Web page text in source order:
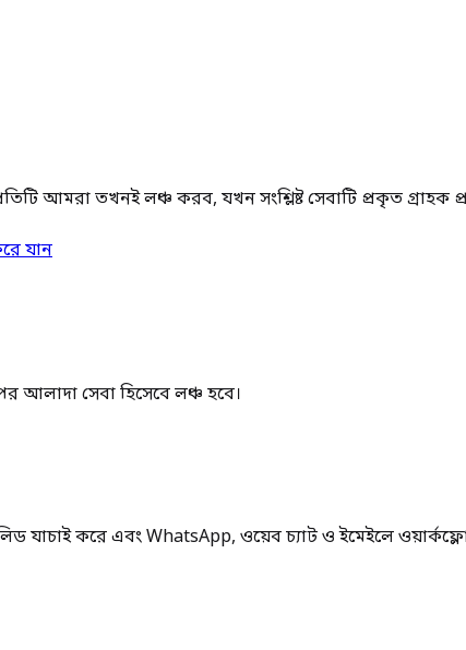
আমরা তখনই লঞ্চ করব, যখন সংশ্লিষ্ট সেবাটি প্রকৃত গ্রাহক
যান
আলাদা সেবা হিসেবে লঞ্চ হবে।
যাচাই করে এবং WhatsApp, ওয়েব চ্যাট ও ইমেইলে